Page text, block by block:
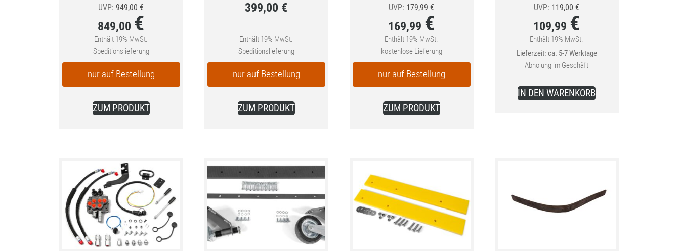
UVP: 949,00€Ursprünglicher
war:
949,00 €
849,00 €
Aktueller
ist:
Enthält 19% MwSt.
Speditionslieferung
nur auf Bestellung
ZUM PRODUKT
399,00 €
Enthält 19% MwSt.
Speditionslieferung
nur auf Bestellung
ZUM PRODUKT
UVP: 179,99€Ursprünglicher
war:
179,99 €
169,99 €
Aktueller
ist:
Enthält 19% MwSt.
kostenlose Lieferung
nur auf Bestellung
ZUM PRODUKT
UVP: 119,00€Ursprünglicher
war:
119,00 €
109,99 €
Aktueller
Preis
109,99 €.
Enthält 19% MwSt.
Lieferzeit: ca. 5-7 Werktage
Abholung im Geschäft
IN DEN WARENKORB